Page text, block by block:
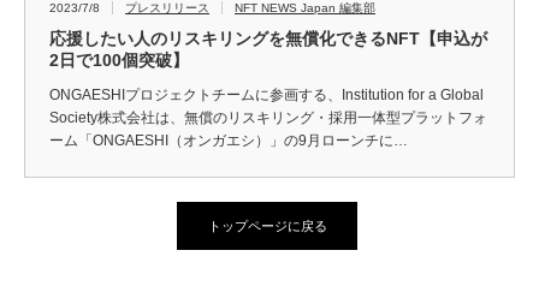
2023/7/8 プレスリリース NFT NEWS Japan 編集部
応援したい人のリスキリングを無償化できるNFT【申込が
2日で100個突破】
ONGAESHIプロジェクトチームに参画する、Institution for a Global
Society株式会社は、無償のリスキリング・採用一体型プラットフォ
ーム「ONGAESHI（オンガエシ）」の9月ローンチに…
トップページに戻る